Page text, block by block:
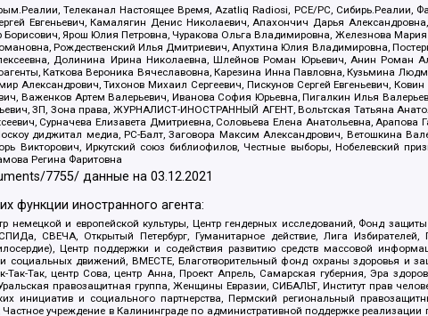
Телеканал Настоящее Время, Azatliq Radiosi, PCE/PC, Сибирь.Реалии,
Евгеньевич, Камалягин Денис Николаевич, Апахончич Дарья
Ярош Юлия Петровна, Чуракова Ольга Владимировна, Железнова
Рождественский Илья Дмитриевич, Апухтина Юлия Владимировна,
Долинина Ирина Николаевна, Шлейнов Роман Юрьевич, Анин Роман
Каткова Вероника Вячеславовна, Карезина Инна Павловна, Кузьмина
Тихонов Михаил Сергеевич, Пискунов Сергей Евгеньевич,
Важенков Артем Валерьевич, Иванова София Юрьевна, Пигалкин Илья
ЗП, Зона права, ЖУРНАЛИСТ-ИНОСТРАННЫЙ АГЕНТ, Вольтская Татьяна
Сурначева Елизавета Дмитриевна, Соловьева Елена Анатольевна,
диджитал медиа, РС-Балт, Заговора Максим Александрович, Ветошкина
Викторович, Иркутский союз библиофилов, Честные выборы, Нобелевский
Регина Фаритовна
7755/ данные на03.12.2021
функции иностранного агента:
немецкой и европейской культуры, Центр гендерных исследований, Фонд
СВЕЧА, Открытый Петербург, Гуманитарное действие, Лига Избирателей,
Центр поддержки и содействия развитию средств массовой
и социальных движений, ВМЕСТЕ, Благотворительный фонд охраны здоровья
Так-Так, центр Сова, центр Анна, Проект Апрель, Самарская губерния, Эра
правозащитная группа, Женщины Евразии, СИБАЛЬТ, Институт прав
инициатив и социального партнерства, Пермский региональный
учреждение в Калининграде по административной поддержке реализации